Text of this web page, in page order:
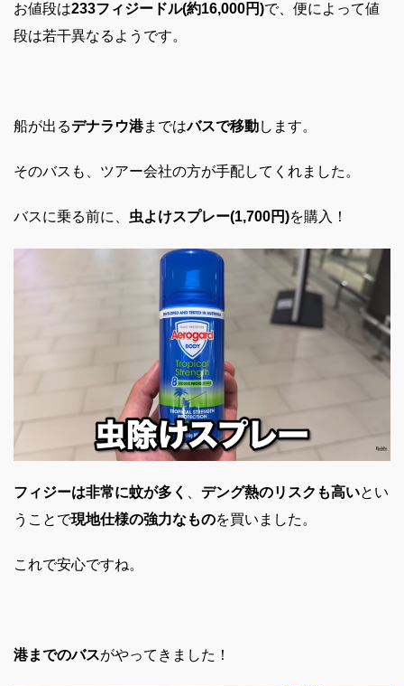
お値段は233フィジードル(約16,000円)で、便によって値
段は若干異なるようです。
船が出るデナラウ港まではバスで移動します。
そのバスも、ツアー会社の方が手配してくれました。
バスに乗る前に、 虫よけスプレー(1,700円)を購入！
フィジーは非常に蚊が多く デング熱のリスクも高いとい
うことで現地仕様の強力なものを買いました。
これで安心ですね。
港までのバスがやってきました！